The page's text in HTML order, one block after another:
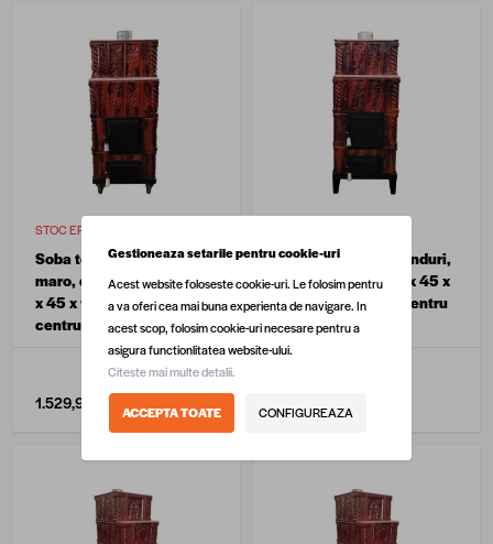
STOC EPUIZAT
Soba teracota, 4 randuri,
maro, degrade, cu roti, 45
x 45 x 110 cm, evacuare
centru
1.529,90 lei
Soba teracota, 4 randuri,
maro, degrade, 45 x 45 x
110 cm, evacuare centru
Gestioneaza setarile pentru cookie-uri
Acest website foloseste cookie-uri. Le folosim pentru
a va oferi cea mai buna experienta de navigare. In
acest scop, folosim cookie-uri necesare pentru a
asigura functionlitatea website-ului.
Citeste mai multe detalii.
ACCEPTA TOATE CONFIGUREAZA